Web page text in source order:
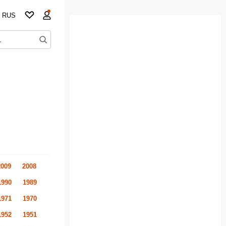
RUS
2008
1989
1970
1951